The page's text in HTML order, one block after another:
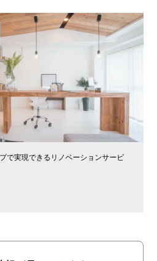
で実現できるリノベーションサービ